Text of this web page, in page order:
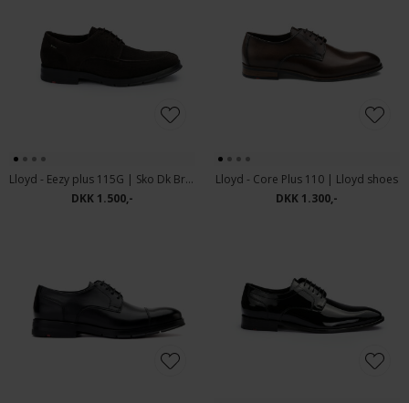
Lloyd - Eezy plus 115G | Sko Dk Brown
DKK 1.500,-
Lloyd - Core Plus 110 | Lloyd shoes
DKK 1.300,-